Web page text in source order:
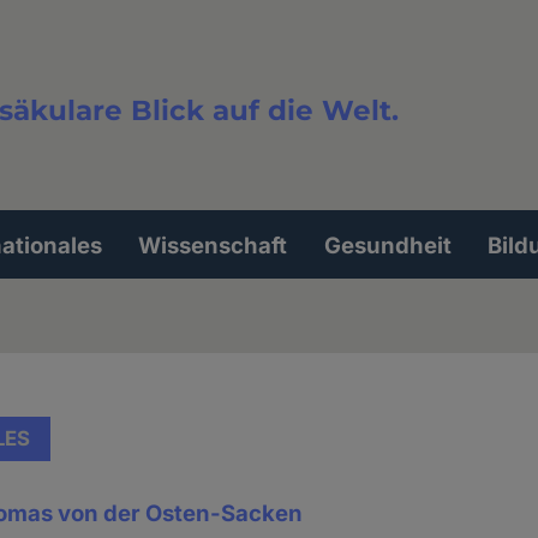
Blick auf die Welt.
Wissenschaft Gesundheit
von der Osten-Sacken